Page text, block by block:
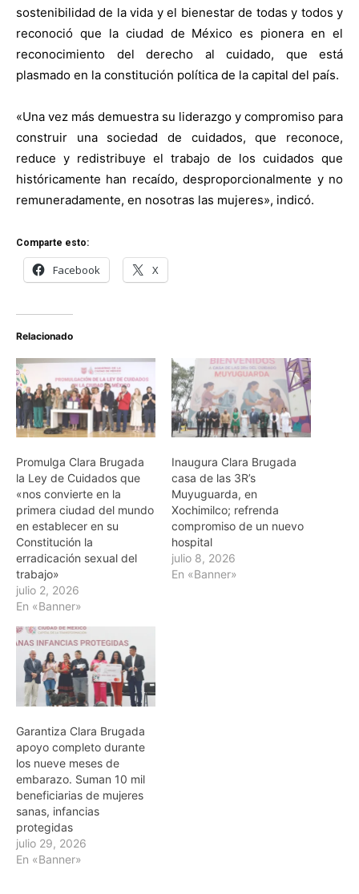
sostenibilidad de la vida y el bienestar de todas y todos y
reconoció que la ciudad de México es pionera en el
reconocimiento del derecho al cuidado, que está
plasmado en la constitución política de la capital del país.
«Una vez más demuestra su liderazgo y compromiso para
construir una sociedad de cuidados, que reconoce,
reduce y redistribuye el trabajo de los cuidados que
históricamente han recaído, desproporcionalmente y no
remuneradamente, en nosotras las mujeres», indicó.
Comparte esto:
Facebook X
Relacionado
Promulga Clara Brugada
la Ley de Cuidados que
«nos convierte en la
primera ciudad del mundo
en establecer en su
Constitución la
erradicación sexual del
trabajo»
julio 2, 2026
En «Banner»
Inaugura Clara Brugada
casa de las 3R’s
Muyuguarda, en
Xochimilco; refrenda
compromiso de un nuevo
hospital
julio 8, 2026
En «Banner»
Garantiza Clara Brugada
apoyo completo durante
los nueve meses de
embarazo. Suman 10 mil
beneficiarias de mujeres
sanas, infancias
protegidas
julio 29, 2026
En «Banner»